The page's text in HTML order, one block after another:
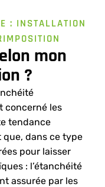
: INSTALLATION
mon
?
concerné les
tendance
que, dans ce type
pour laisser
: l’étanchéité
assurée par les